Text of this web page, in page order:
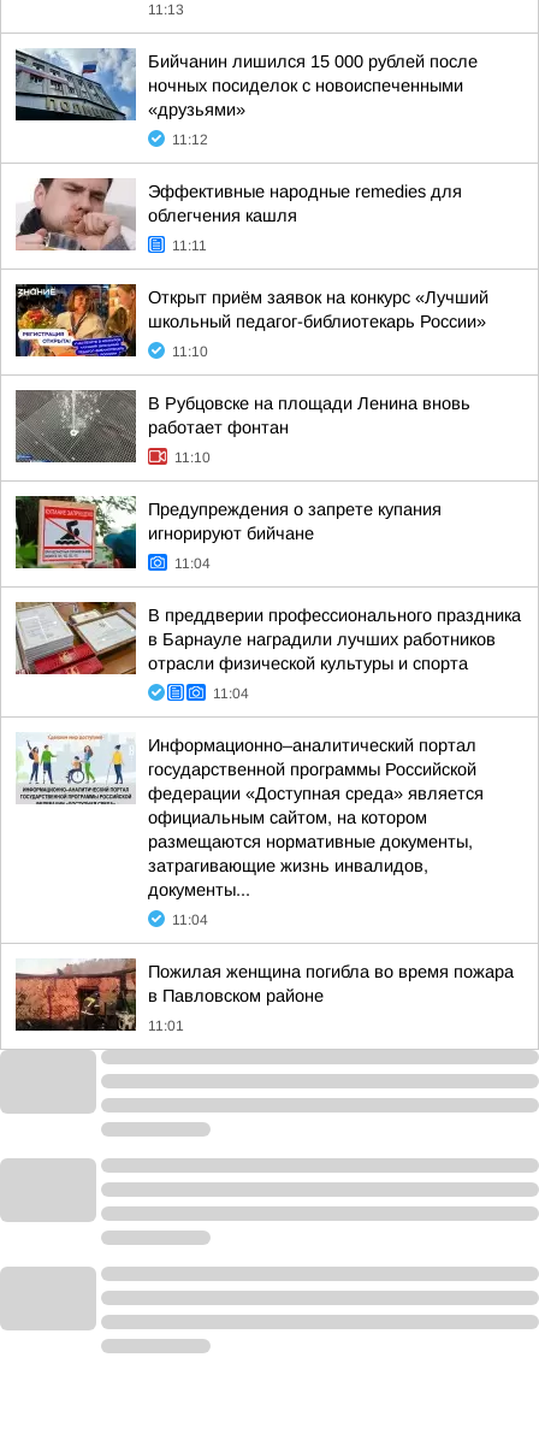
11:13
Бийчанин лишился 15 000 рублей после
ночных посиделок с новоиспеченными
«друзьями»
11:12
Эффективные народные remedies для
облегчения кашля
11:11
Открыт приём заявок на конкурс «Лучший
школьный педагог-библиотекарь России»
11:10
В Рубцовске на площади Ленина вновь
работает фонтан
11:10
Предупреждения о запрете купания
игнорируют бийчане
11:04
В преддверии профессионального праздника
в Барнауле наградили лучших работников
отрасли физической культуры и спорта
11:04
Информационно–аналитический портал
государственной программы Российской
федерации «Доступная среда» является
официальным сайтом, на котором
размещаются нормативные документы,
затрагивающие жизнь инвалидов,
документы...
11:04
Пожилая женщина погибла во время пожара
в Павловском районе
11:01